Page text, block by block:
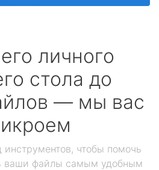
личного
стола до
— мы вас
чтобы помочь
ваши файлы самым удобным